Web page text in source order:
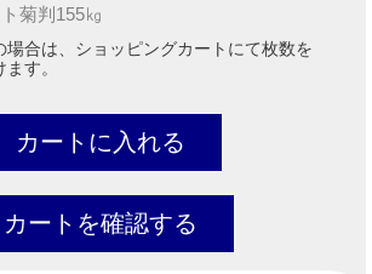
菊判155㎏
場合は、ショッピングカートにて枚数を
す。